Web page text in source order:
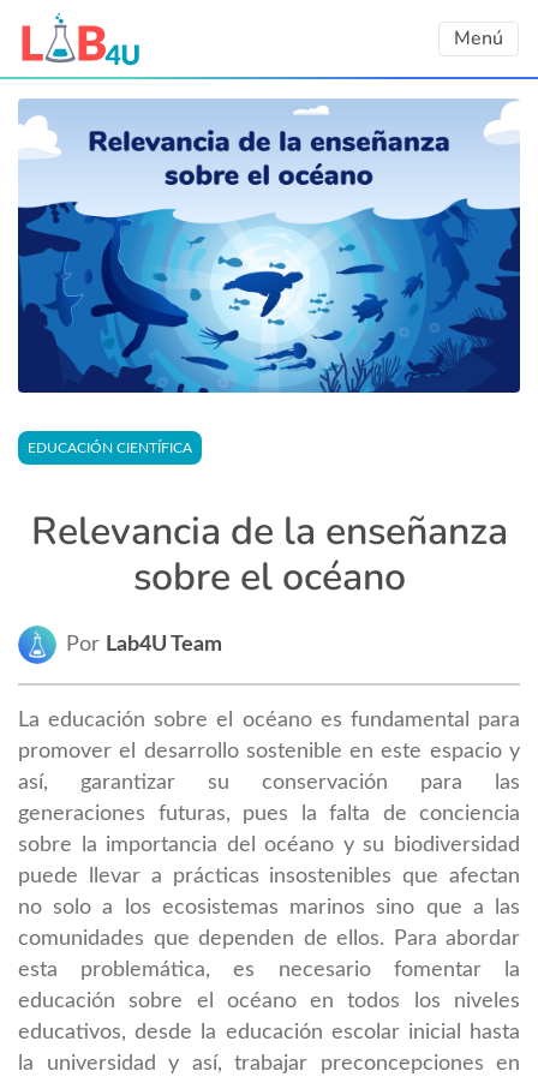
Menú
EDUCACIÓN CIENTÍFICA
Relevancia de la enseñanza
sobre el océano
Por Lab4U Team
La educación sobre el océano es fundamental para
promover el desarrollo sostenible en este espacio y
así, garantizar su conservación para las
generaciones futuras, pues la falta de conciencia
sobre la importancia del océano y su biodiversidad
puede llevar a prácticas insostenibles que afectan
no solo a los ecosistemas marinos sino que a las
comunidades que dependen de ellos. Para abordar
esta problemática, es necesario fomentar la
educación sobre el océano en todos los niveles
educativos, desde la educación escolar inicial hasta
la universidad y así, trabajar preconcepciones en